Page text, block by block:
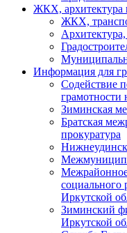
ЖКХ, архитектура
ЖКХ,
Архитектура,
Информация для
Содействие
грамотности
Зиминская
Братская
прокуратура
Межрайонное
социального
Иркутской
Зиминский
Иркутской